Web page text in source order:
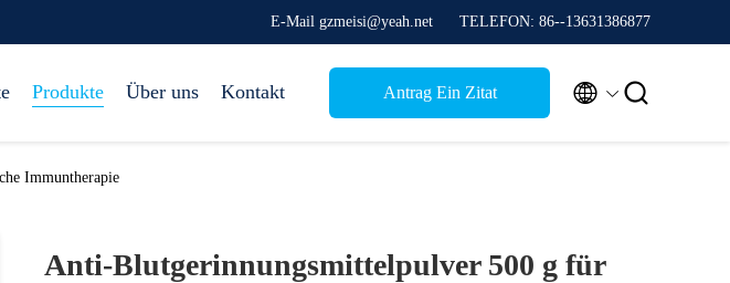
E-Mail gzmeisi@yeah.net TELEFON: 86--13631386877
Produkte Über uns Kontakt Antrag Ein Zitat  
Immuntherapie
Anti-Blutgerinnungsmittelpulver 500 g für